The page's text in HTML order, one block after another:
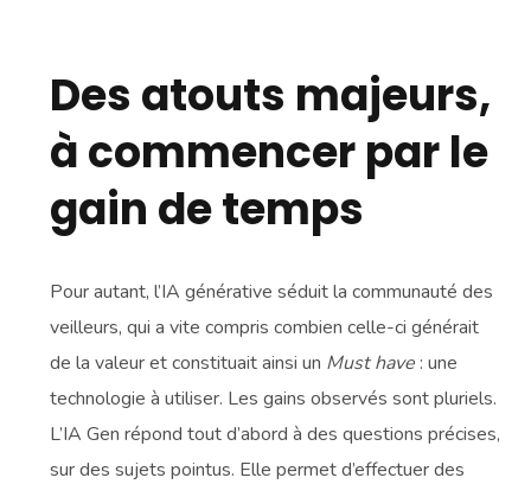
Des atouts majeurs,
à commencer par le
gain de temps
Pour autant, l’IA générative séduit la communauté des
veilleurs, qui a vite compris combien celle-ci générait
de la valeur et constituait ainsi un Must have : une
technologie à utiliser. Les gains observés sont pluriels.
L’IA Gen répond tout d’abord à des questions précises,
sur des sujets pointus. Elle permet d’effectuer des